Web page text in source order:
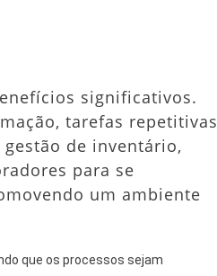
significativos.
tarefas repetitivas
de inventário,
para se
um ambiente
que os processos sejam